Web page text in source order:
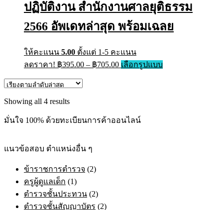
be
chosen
on
the
ปฏิบัติงาน สำนักงานศาลยุติธรรม
2566 อัพเดทล่าสุด พร้อมเฉลย
ให้คะแนน 5.00 ตั้งแต่ 1-5 คะแนน
ลดราคา! ฿395.00 – ฿705.00Price
range:
เลือกรูปแบบThis
product
Showing all 4 resultsSorted
latest
มั่นใจ 100% ด้วยทะเบียนการค้าออนไลน์
แนวข้อสอบ ตำแหน่งอื่น ๆ
ข้าราชการตำรวจ (2)
ครูผู้ดูแลเด็ก (1)
ตำรวจชั้นประทวน (2)
ตำรวจชั้นสัญญาบัตร (2)